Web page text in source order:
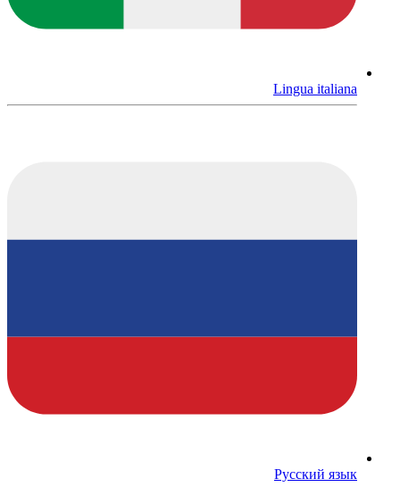
Lingua italiana
Русский язык